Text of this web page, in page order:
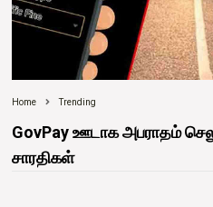
Home Trending
GovPay ஊடாக அபராதம்
சாரதிகள்